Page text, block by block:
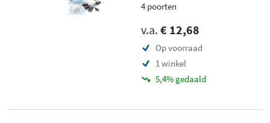
4 poorten
v.a. € 12,68
Op voorraad
1 winkel
5,4% gedaald